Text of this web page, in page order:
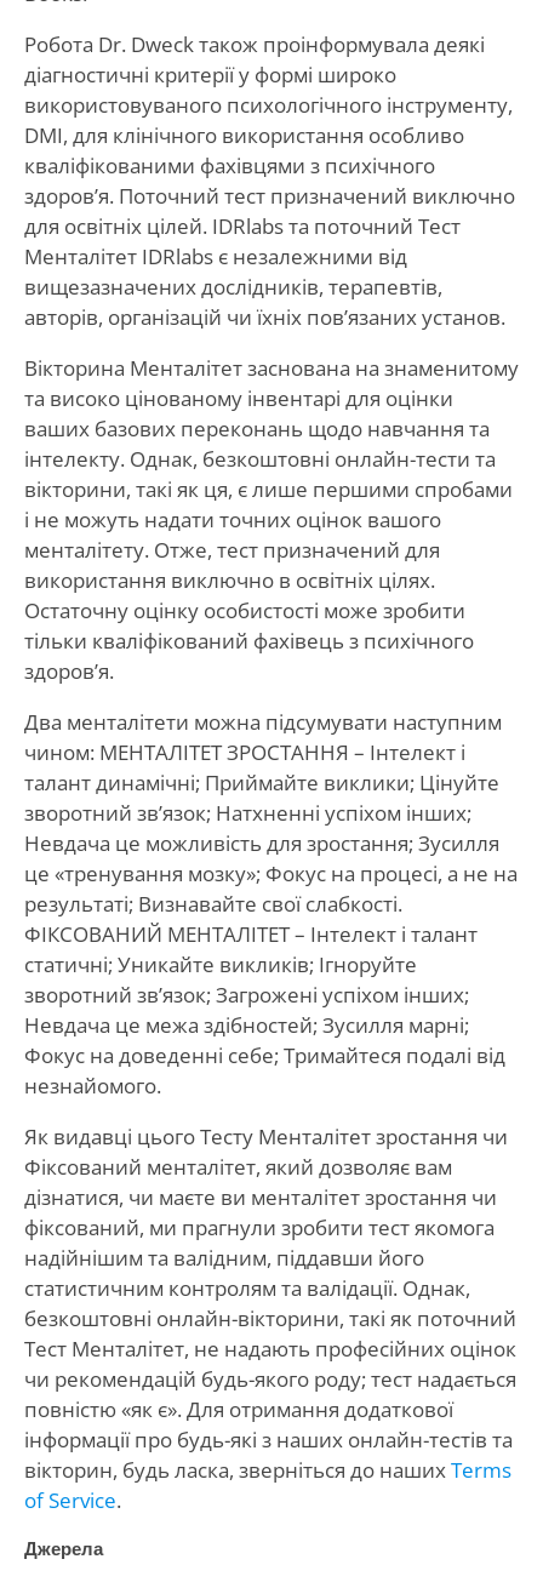
Робота Dr. Dweck також проінформувала деякі
діагностичні критерії у формі широко
використовуваного психологічного інструменту,
DMI, для клінічного використання особливо
кваліфікованими фахівцями з психічного
здоров’я. Поточний тест призначений виключно
для освітніх цілей. IDRlabs та поточний Тест
Менталітет IDRlabs є незалежними від
вищезазначених дослідників, терапевтів,
авторів, організацій чи їхніх пов’язаних установ.
Вікторина Менталітет заснована на знаменитому
та високо цінованому інвентарі для оцінки
ваших базових переконань щодо навчання та
інтелекту. Однак, безкоштовні онлайн-тести та
вікторини, такі як ця, є лише першими спробами
і не можуть надати точних оцінок вашого
менталітету. Отже, тест призначений для
використання виключно в освітніх цілях.
Остаточну оцінку особистості може зробити
тільки кваліфікований фахівець з психічного
здоров’я.
Два менталітети можна підсумувати наступним
чином: МЕНТАЛІТЕТ ЗРОСТАННЯ – Інтелект і
талант динамічні; Приймайте виклики; Цінуйте
зворотний зв’язок; Натхненні успіхом інших;
Невдача це можливість для зростання; Зусилля
це «тренування мозку»; Фокус на процесі, а не на
результаті; Визнавайте свої слабкості.
ФІКСОВАНИЙ МЕНТАЛІТЕТ – Інтелект і талант
статичні; Уникайте викликів; Ігноруйте
зворотний зв’язок; Загрожені успіхом інших;
Невдача це межа здібностей; Зусилля марні;
Фокус на доведенні себе; Тримайтеся подалі від
незнайомого.
Як видавці цього Тесту Менталітет зростання чи
Фіксований менталітет, який дозволяє вам
дізнатися, чи маєте ви менталітет зростання чи
фіксований, ми прагнули зробити тест якомога
надійнішим та валідним, піддавши його
статистичним контролям та валідації. Однак,
безкоштовні онлайн-вікторини, такі як поточний
Тест Менталітет, не надають професійних оцінок
чи рекомендацій будь-якого роду; тест надається
повністю «як є». Для отримання додаткової
інформації про будь-які з наших онлайн-тестів та
вікторин, будь ласка, зверніться до нашихTerms
of Service.
Джерела